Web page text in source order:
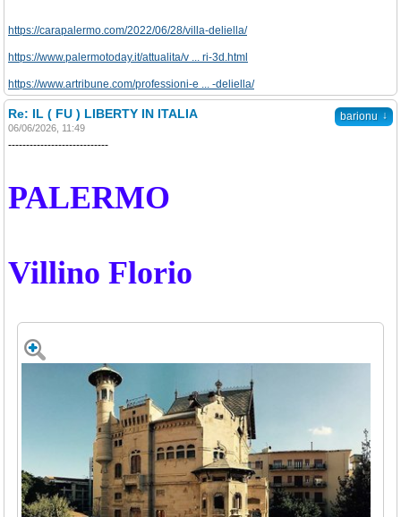
https://carapalermo.com/2022/06/28/villa-deliella/
https://www.palermotoday.it/attualita/v ... ri-3d.html
https://www.artribune.com/professioni-e ... -deliella/
barionu ↓
Re: IL ( FU ) LIBERTY IN ITALIA
06/06/2026, 11:49
----------------------------
PALERMO
Villino Florio